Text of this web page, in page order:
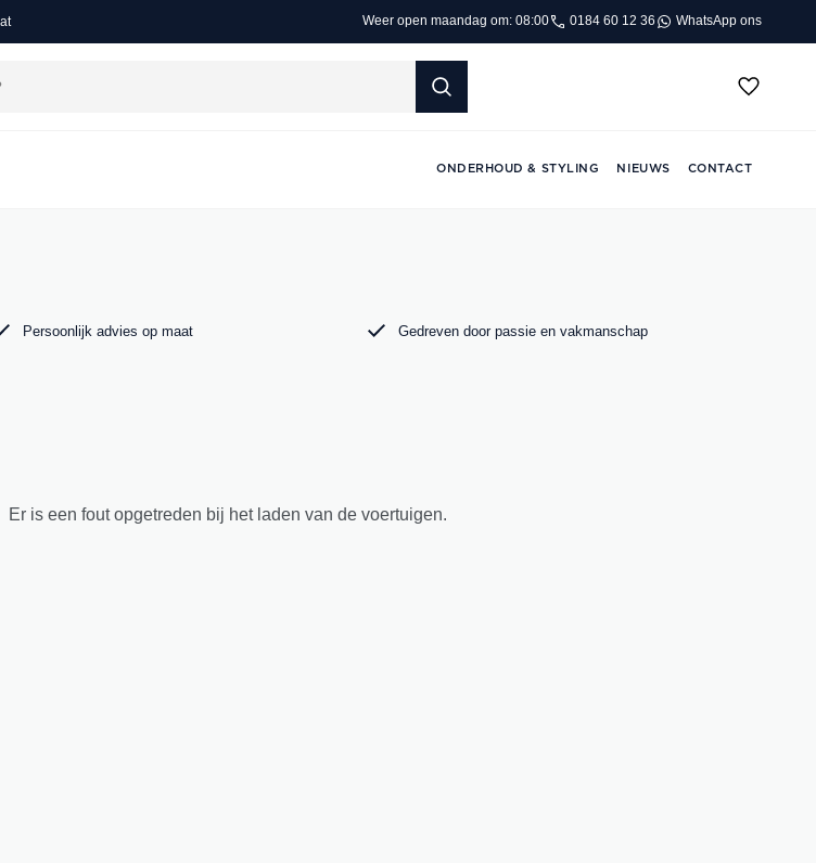
Weer open maandag om: 08:00 0184 60 12 36 WhatsApp ons
ONDERHOUD & STYLING NIEUWS CONTACT
Ontdek onze collectie
Persoonlijk advies op maat Gedreven door passie en vakmanschap
Er is een fout opgetreden bij het laden van de voertuigen.